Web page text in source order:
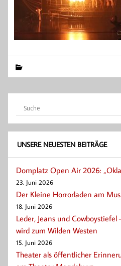
UNSERE NEUESTEN BEITRÄGE
Domplatz Open Air 2026:
23. Juni 2026
Der Kleine Horrorladen am
18. Juni 2026
Leder, Jeans und
wird zum Wilden Westen
15. Juni 2026
Theater als öffentlicher